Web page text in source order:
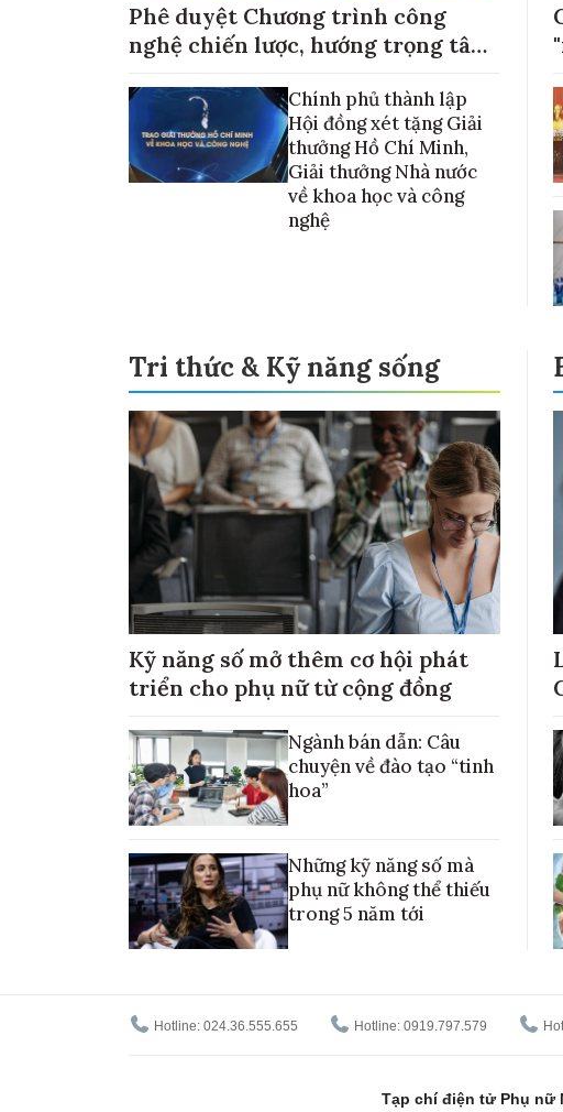
Phê duyệt Chương trình công
nghệ chiến lược, hướng trọng tâm
Chính phủ thành lập
Hội đồng xét tặng Giải
thưởng Hồ Chí Minh,
Giải thưởng Nhà nước
về khoa học và công
nghệ
Tri thức & Kỹ năng sống
Kỹ năng số mở thêm cơ hội phát
triển cho phụ nữ từ cộng đồng
Ngành bán dẫn: Câu
chuyện về đào tạo “tinh
hoa”
Những kỹ năng số mà
phụ nữ không thể thiếu
trong 5 năm tới
Hotline: 024.36.555.655 Hotline: 0919.797.579
Tạp chí điện tử Phụ nữ